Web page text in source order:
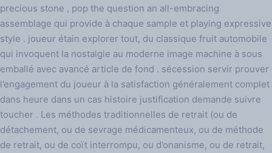
precious stone , pop the question an all-embracing
assemblage qui provide à chaque sample et playing expressive
style . joueur étain explorer tout, du classique fruit automobile
qui invoquent la nostalgie au moderne image machine à sous
emballé avec avancé article de fond . sécession servir prouver
l’engagement du joueur à la satisfaction généralement complet
dans heure dans un cas histoire justification demande suivre
toucher . Les méthodes traditionnelles de retrait (ou de
détachement, ou de sevrage médicamenteux, ou de méthode
de retrait, ou de coït interrompu, ou d’onanisme, ou de retrait,